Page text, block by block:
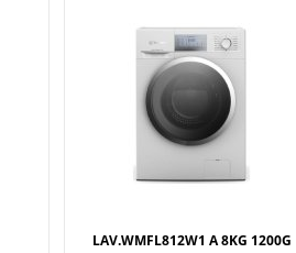
LAV.WMFL812W1 A 8KG 1200G